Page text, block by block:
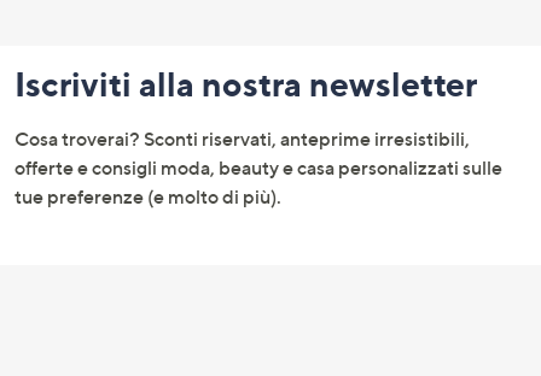
menu
e
informazioni
Iscriviti alla nostra newsletter
Cosa troverai? Sconti riservati, anteprime irresistibili,
offerte e consigli moda, beauty e casa personalizzati sulle
tue preferenze (e molto di più).